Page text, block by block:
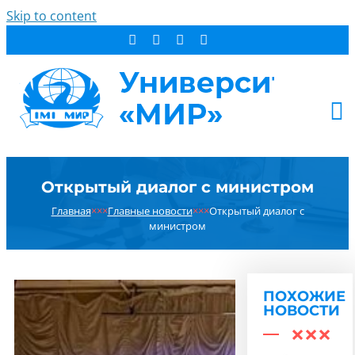
Skip to content
СТУДЕНТУ
ДОПОБРАЗОВАНИЕ
КОНТАКТЫ
РЕЗУЛЬТАТ ПОИСКА:
Открытый диалог с министром
Главная×××Главные новости×××Открытый диалог с
министром
ПОХОЖИЕ
НОВОСТИ